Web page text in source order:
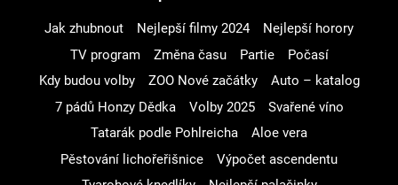
Jak zhubnout Nejlepší filmy 2024
Nejlepší horory
TV program
Změna času Partie
Počasí
Kdy budou volby
ZOO Nové začátky
Auto – katalog
7 pádů Honzy Dědka
Volby 2025
Svařené víno
Tatarák podle Pohlreicha
Aloe vera
Pěstování lichořeřišnice
Výpočet ascendentu